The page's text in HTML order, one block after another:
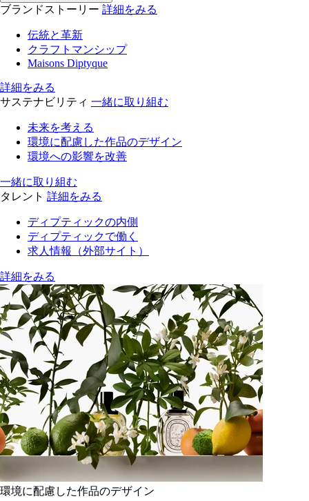
ブランドストーリー 詳細をみる
伝統と革新
クラフトマンシップ
Maisons Diptyque
詳細をみる
サステナビリティ 一緒に取り組む
未来を考える
環境に配慮した作品のデザイン
環境への影響を改善
一緒に取り組む
タレント 詳細をみる
ディプティックの内側
ディプティックで働く
求人情報（外部サイト）
詳細をみる
環境に配慮した作品のデザイン